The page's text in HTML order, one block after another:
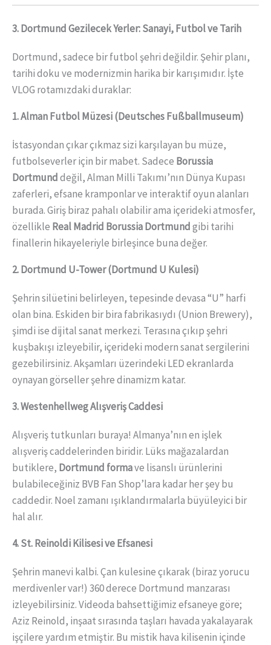
3. Dortmund Gezilecek Yerler: Sanayi, Futbol ve Tarih
Dortmund, sadece bir futbol şehri değildir. Şehir planı,
tarihi doku ve modernizmin harika bir karışımıdır. İşte
VLOG rotamızdaki duraklar:
1. Alman Futbol Müzesi (Deutsches Fußballmuseum)
İstasyondan çıkar çıkmaz sizi karşılayan bu müze,
futbolseverler için bir mabet. Sadece Borussia
Dortmunddeğil, Alman Milli Takımı’nın Dünya Kupası
zaferleri, efsane kramponlar ve interaktif oyun alanları
burada. Giriş biraz pahalı olabilir ama içerideki atmosfer,
özellikle Real Madrid Borussia Dortmundgibi tarihi
finallerin hikayeleriyle birleşince buna değer.
2. Dortmund U-Tower (Dortmund U Kulesi)
Şehrin silüetini belirleyen, tepesinde devasa “U” harfi
olan bina. Eskiden bir bira fabrikasıydı (Union Brewery),
şimdi ise dijital sanat merkezi. Terasına çıkıp şehri
kuşbakışı izleyebilir, içerideki modern sanat sergilerini
gezebilirsiniz. Akşamları üzerindeki LED ekranlarda
oynayan görseller şehre dinamizm katar.
3. Westenhellweg Alışveriş Caddesi
Alışveriş tutkunları buraya! Almanya’nın en işlek
alışveriş caddelerinden biridir. Lüks mağazalardan
butiklere, Dortmund formave lisanslı ürünlerini
bulabileceğiniz BVB Fan Shop’lara kadar her şey bu
caddedir. Noel zamanı ışıklandırmalarla büyüleyici bir
hal alır.
4. St. Reinoldi Kilisesi ve Efsanesi
Şehrin manevi kalbi. Çan kulesine çıkarak (biraz yorucu
merdivenler var!) 360 derece Dortmund manzarası
izleyebilirsiniz. Videoda bahsettiğimiz efsaneye göre;
Aziz Reinold, inşaat sırasında taşları havada yakalayarak
işçilere yardım etmiştir. Bu mistik hava kilisenin içinde